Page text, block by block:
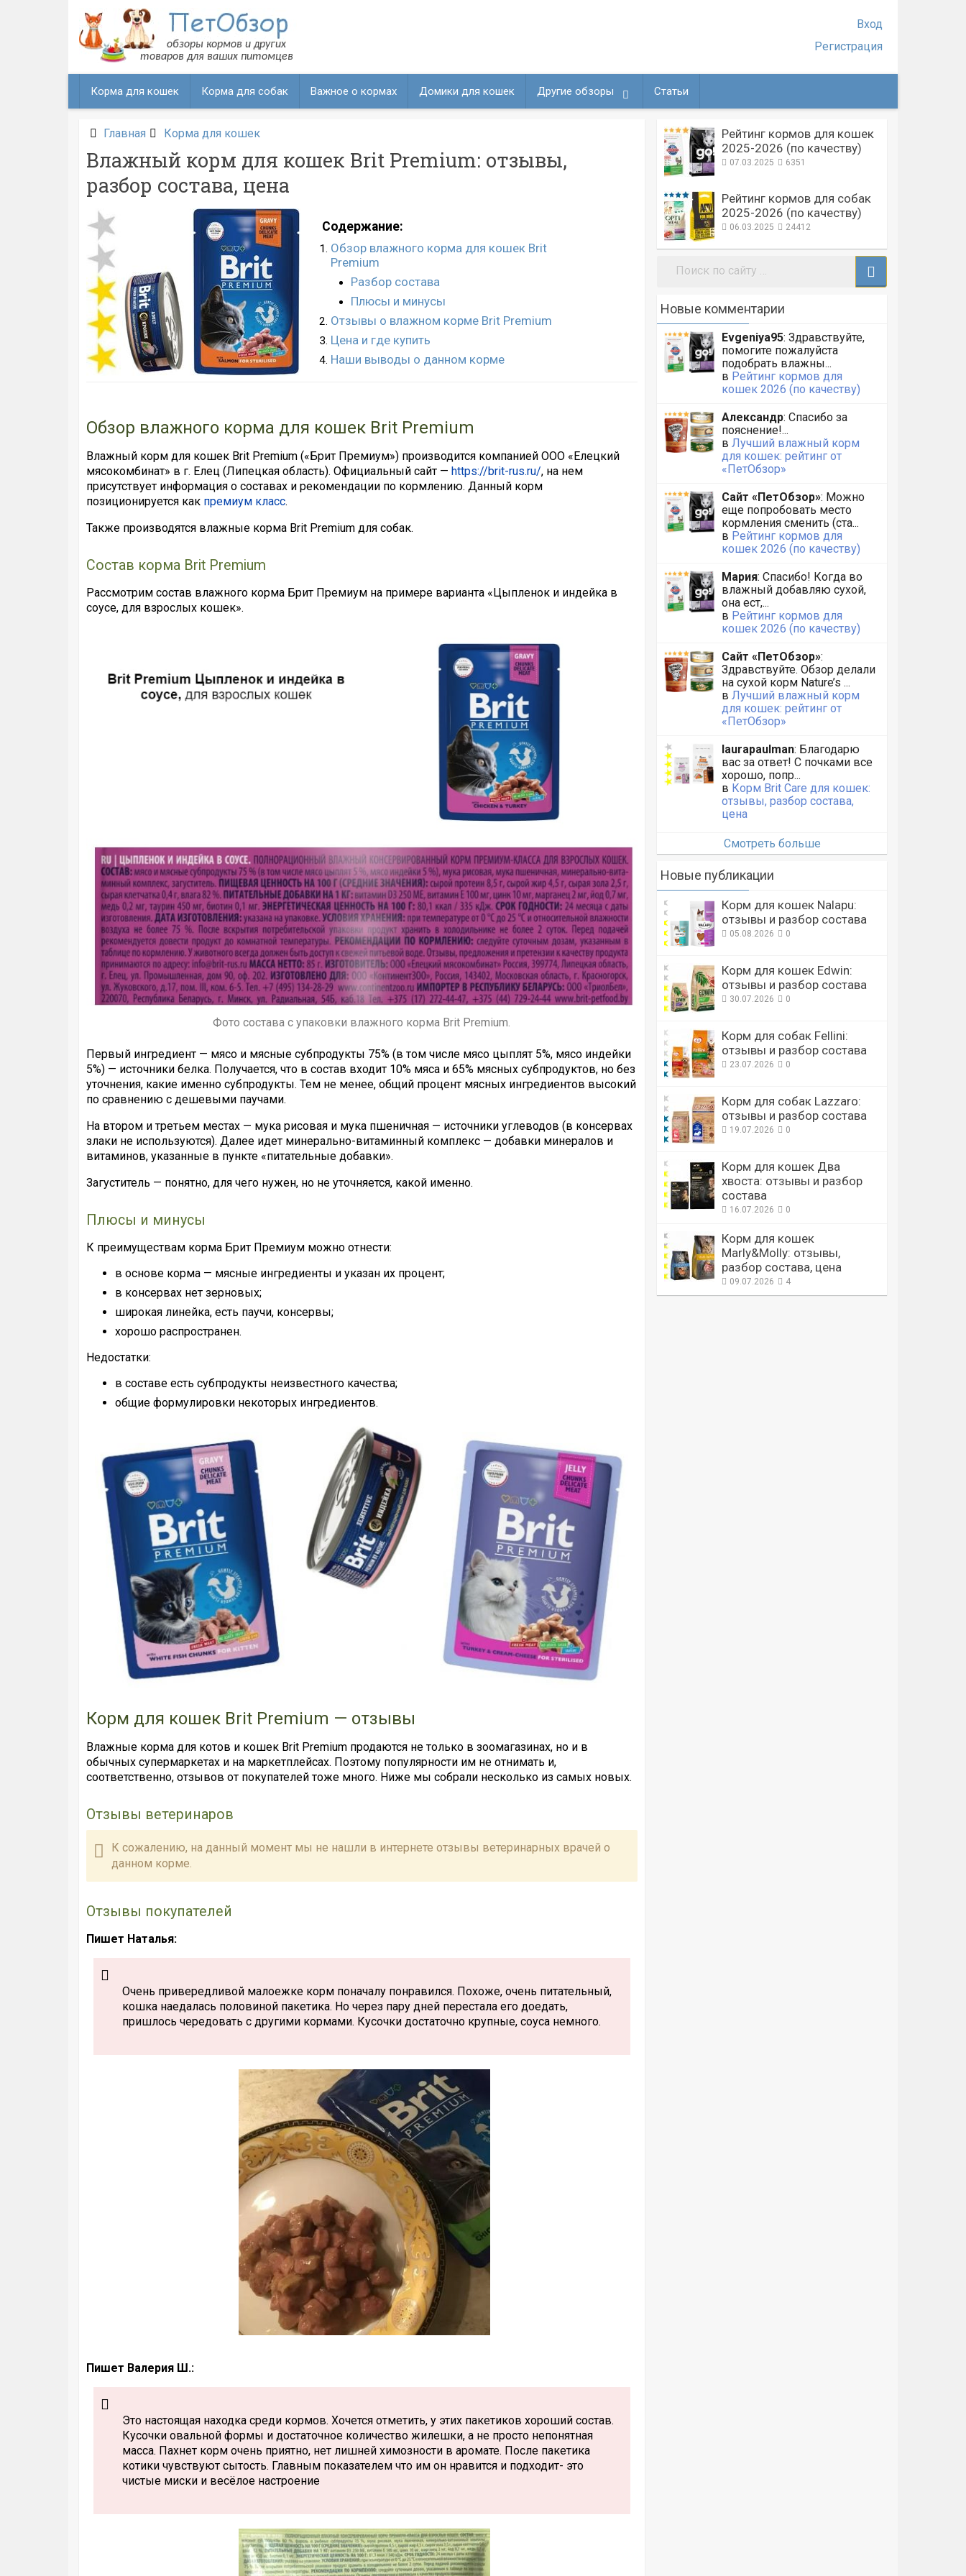
содержанию
Вход
Регистрация
Корма для кошек Корма для собак Важное о кормах Домики для кошек Другие обзоры Статьи
Главная Корма для кошек
Влажный корм для кошек Brit Premium: отзывы,
разбор состава, цена
Содержание:
Обзор влажного корма для кошек Brit
Premium
Разбор состава
Плюсы и минусы
Отзывы о влажном корме Brit Premium
Цена и где купить
Наши выводы о данном корме
Обзор влажного корма для кошек Brit Premium
Влажный корм для кошек Brit Premium («Брит Премиум») производится компанией ООО «Елецкий
мясокомбинат» в г. Елец (Липецкая область). Официальный сайт — https://brit-rus.ru/, на нем
присутствует информация о составах и рекомендации по кормлению. Данный корм
позиционируется как премиум класс.
Также производятся влажные корма Brit Premium для собак.
Состав корма Brit Premium
Рассмотрим состав влажного корма Брит Премиум на примере варианта «Цыпленок и индейка в
соусе, для взрослых кошек».
Фото состава с упаковки влажного корма Brit Premium.
Первый ингредиент — мясо и мясные субпродукты 75% (в том числе мясо цыплят 5%, мясо индейки
5%) — источники белка. Получается, что в состав входит 10% мяса и 65% мясных субпродуктов, но без
уточнения, какие именно субпродукты. Тем не менее, общий процент мясных ингредиентов высокий
по сравнению с дешевыми паучами.
На втором и третьем местах — мука рисовая и мука пшеничная — источники углеводов (в консервах
злаки не используются). Далее идет минерально-витаминный комплекс — добавки минералов и
витаминов, указанные в пункте «питательные добавки».
Загуститель — понятно, для чего нужен, но не уточняется, какой именно.
Плюсы и минусы
К преимуществам корма Брит Премиум можно отнести:
в основе корма — мясные ингредиенты и указан их процент;
в консервах нет зерновых;
широкая линейка, есть паучи, консервы;
хорошо распространен.
Недостатки:
в составе есть субпродукты неизвестного качества;
общие формулировки некоторых ингредиентов.
Корм для кошек Brit Premium — отзывы
Влажные корма для котов и кошек Brit Premium продаются не только в зоомагазинах, но и в
обычных супермаркетах и на маркетплейсах. Поэтому популярности им не отнимать и,
соответственно, отзывов от покупателей тоже много. Ниже мы собрали несколько из самых новых.
Отзывы ветеринаров
К сожалению, на данный момент мы не нашли в интернете отзывы ветеринарных врачей о
данном корме.
Отзывы покупателей
Пишет Наталья:
Очень привередливой малоежке корм поначалу понравился. Похоже, очень питательный,
кошка наедалась половиной пакетика. Но через пару дней перестала его доедать,
пришлось чередовать с другими кормами. Кусочки достаточно крупные, соуса немного.
Пишет Валерия Ш.:
Это настоящая находка среди кормов. Хочется отметить, у этих пакетиков хороший состав.
Кусочки овальной формы и достаточное количество жилешки, а не просто непонятная
масса. Пахнет корм очень приятно, нет лишней химозности в аромате. После пакетика
котики чувствуют сытость. Главным показателем что им он нравится и подходит- это
чистые миски и весёлое настроение
Рейтинг кормов для кошек
2025-2026 (по качеству)
07.03.2025 6351
Рейтинг кормов для собак
2025-2026 (по качеству)
06.03.2025 24412
Поиск:
Новые комментарии
Evgeniya95: Здравствуйте,
помогите пожалуйста
подобрать влажны...
в Рейтинг кормов для
кошек 2026 (по качеству)
Александр: Спасибо за
пояснение!...
в Лучший влажный корм
для кошек: рейтинг от
«ПетОбзор»
Сайт «ПетОбзор»: Можно
еще попробовать место
кормления сменить (ста...
в Рейтинг кормов для
кошек 2026 (по качеству)
Мария: Спасибо! Когда во
влажный добавляю сухой,
она ест,...
в Рейтинг кормов для
кошек 2026 (по качеству)
Сайт «ПетОбзор»:
Здравствуйте. Обзор делали
на сухой корм Nature’s ...
в Лучший влажный корм
для кошек: рейтинг от
«ПетОбзор»
laurapaulman: Благодарю
вас за ответ! С почками все
хорошо, попр...
в Корм Brit Care для кошек:
отзывы, разбор состава,
цена
Смотреть больше
Новые публикации
Корм для кошек Nalapu:
отзывы и разбор состава
05.08.2026 0
Корм для кошек Edwin:
отзывы и разбор состава
30.07.2026 0
Корм для собак Fellini:
отзывы и разбор состава
23.07.2026 0
Корм для собак Lazzaro:
отзывы и разбор состава
19.07.2026 0
Корм для кошек Два
хвоста: отзывы и разбор
состава
16.07.2026 0
Корм для кошек
Marly&Molly: отзывы,
разбор состава, цена
09.07.2026 4